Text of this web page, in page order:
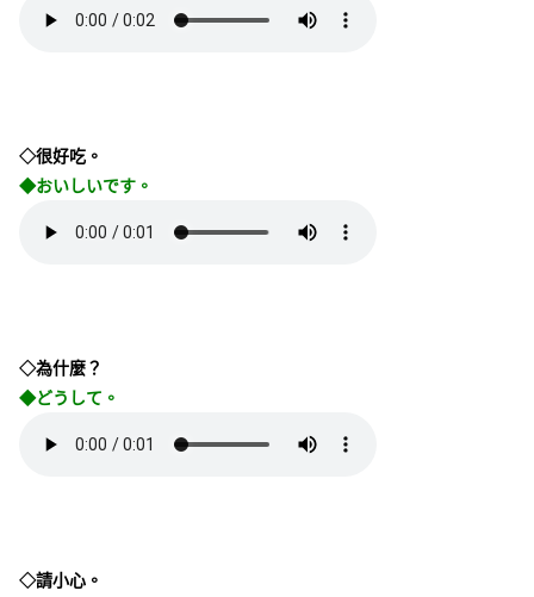
◇很好吃。
◆おいしいです。
◇為什麼？
◆どうして。
◇請小心。